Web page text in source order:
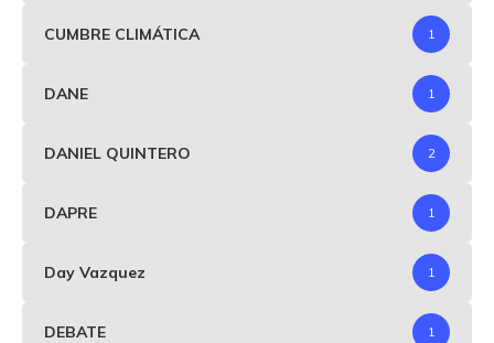
CUMBRE CLIMÁTICA 1
DANE 1
DANIEL QUINTERO 2
DAPRE 1
Day Vazquez 1
DEBATE 1